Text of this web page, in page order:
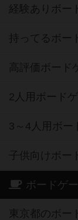
経験ありボー
持ってるボー
高評価ボード
2人用ボード
3～4人用ボー
子供向けボー
ボードゲ
東京都のボー